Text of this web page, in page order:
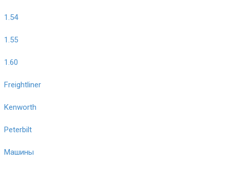
1.54
1.55
1.60
Freightliner
Kenworth
Peterbilt
Машины